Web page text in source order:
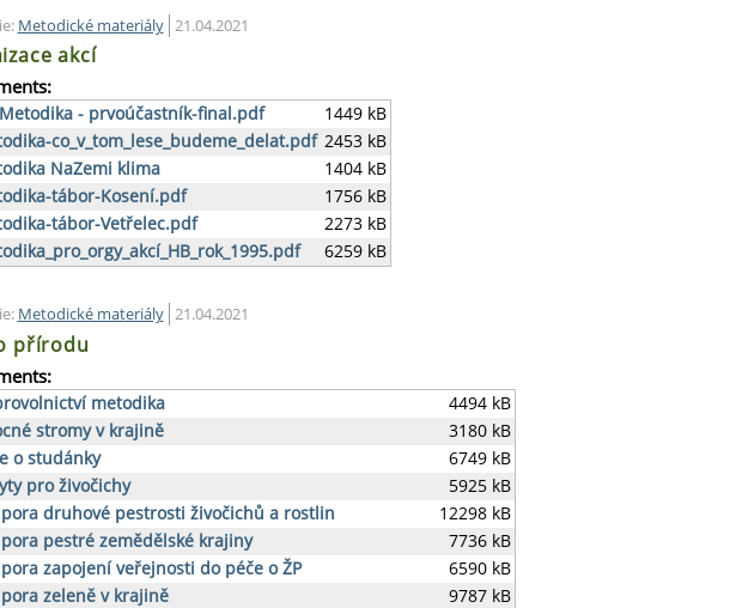
Metodické materiály 21.04.2021
akcí
- prvoúčastník-final.pdf
1449 kB
co_v_tom_lese_budeme_delat.pdf 2453 kB
NaZemi klima
1404 kB
tábor-Kosení.pdf
1756 kB
tábor-Vetřelec.pdf
2273 kB
6259 kB
Metodické materiály 21.04.2021
přírodu
metodika
4494 kB
stromy v krajině
3180 kB
o studánky
6749 kB
pro živočichy
5925 kB
druhové pestrosti živočichů a rostlin
12298 kB
pestré zemědělské krajiny
7736 kB
zapojení veřejnosti do péče o ŽP
6590 kB
zeleně v krajině
9787 kB